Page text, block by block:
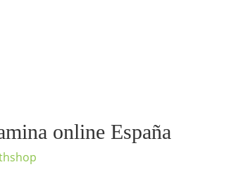
online España